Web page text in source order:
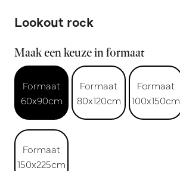
Lookout rock
Maak een keuze in formaat
Formaat
60x90cm
Formaat
80x120cm
Formaat
100x150cm
Formaat
150x225cm